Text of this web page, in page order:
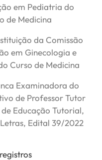
em Pediatria do
de Medicina
da Comissão
em Ginecologia e
Curso de Medicina
Examinadora do
de Professor Tutor
Educação Tutorial,
Edital 39/2022